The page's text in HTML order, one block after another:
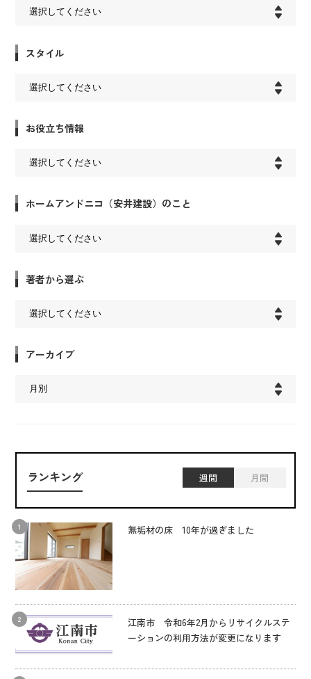
スタイル
お役立ち情報
ホームアンドニコ（安井建設）のこと
著者から選ぶ
アーカイブ
ランキング 週間 月間
無垢材の床 10年が過ぎました
江南市 令和6年2月からリサイクルステ
ーションの利用方法が変更になります